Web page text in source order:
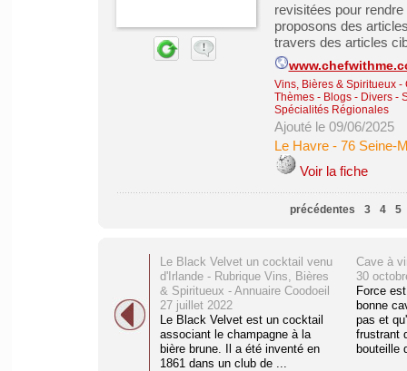
revisitées pour
proposons des
travers des articles
Vins, Bières & Spiritueux-
Thèmes - Blogs - Divers -
Spécialités Régionales
Ajouté le 09/06/2025
Le Havre- 76 Seine-
Voir la fiche
précédentes 3 4 5
Le Black Velvet un cocktail venu
d'Irlande - Rubrique Vins, Bières
& Spiritueux - Annuaire Coodoeil
27 juillet 2022
Le Black Velvet est un cocktail
associant le champagne à la
bière brune. Il a été inventé en
1861 dans un club de ...
Cave à
30
Force
bonne
pas et
frustrant
bouteille